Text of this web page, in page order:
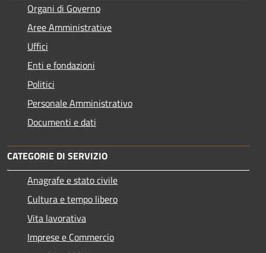
Organi di Governo
Aree Amministrative
Uffici
Enti e fondazioni
Politici
Personale Amministrativo
Documenti e dati
CATEGORIE DI SERVIZIO
Anagrafe e stato civile
Cultura e tempo libero
Vita lavorativa
Imprese e Commercio